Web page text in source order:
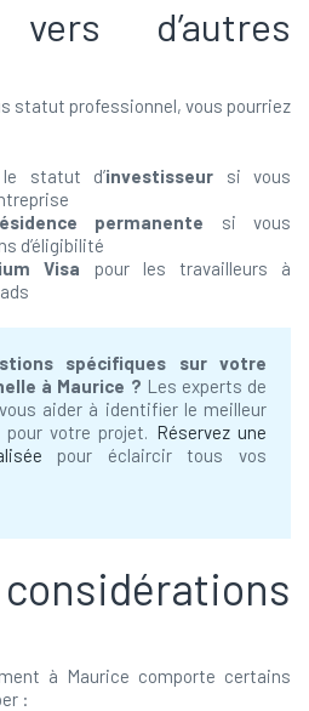
vers d’autres
statut professionnel, vous pourriez
le statut d’investisseur si vous
permanente si vous
d’éligibilité
Visa pour les travailleurs à
spécifiques sur votre
à Maurice ? Les experts de
aider à identifier le meilleur
votre projet. Réservez une
pour éclaircir tous vos
à Maurice comporte certains
: